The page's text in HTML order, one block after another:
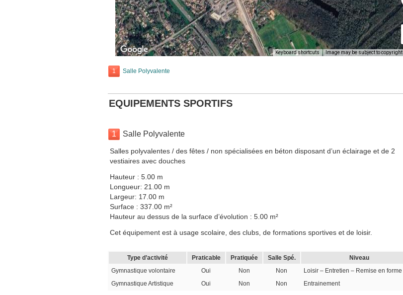
Keyboard shortcuts Image may be subject to copyright
1 Salle Polyvalente
EQUIPEMENTS SPORTIFS
1 Salle Polyvalente
Salles polyvalentes / des fêtes / non spécialisées en béton disposant d’un éclairage et de 2
vestiaires avec douches
Hauteur : 5.00 m
Longueur: 21.00 m
Largeur: 17.00 m
Surface : 337.00 m²
Hauteur au dessus de la surface d’évolution : 5.00 m²
Cet équipement est à usage scolaire, des clubs, de formations sportives et de loisir.
Type d’activité Praticable Pratiquée Salle Spé.
Niveau
Gymnastique volontaire
Oui Non Non
Loisir – Entretien – Remise en forme
Gymnastique Artistique
Oui Non Non Entrainement